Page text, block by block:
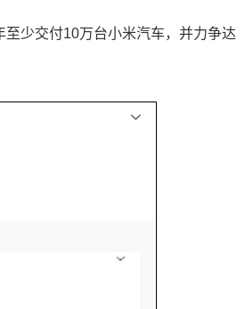
少交付10万台小米汽车，并力争达